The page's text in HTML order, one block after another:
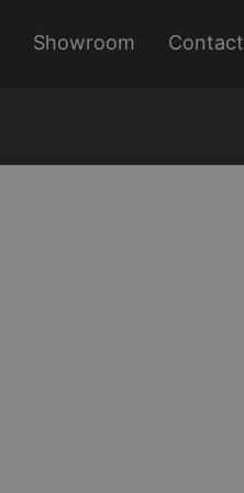
Showroom Contact